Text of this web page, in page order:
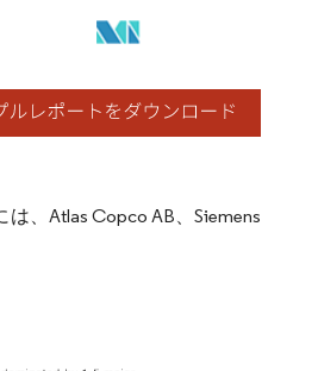
、Atlas Copco AB、Siemens